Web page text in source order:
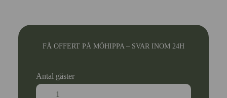
FÅ OFFERT PÅ MÖHIPPA – SVAR INOM 24H
Antal gäster